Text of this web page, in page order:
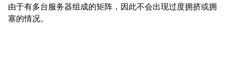
由于有多台服务器组成的矩阵，因此不会出现过度拥挤或拥
塞的情况。